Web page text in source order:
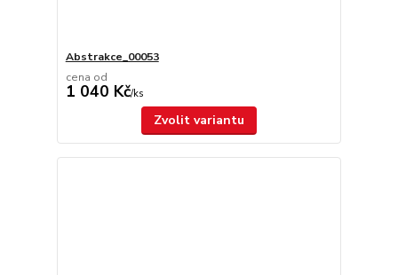
Abstrakce_00053
cena od
1 040 Kč/ks
Zvolit variantu